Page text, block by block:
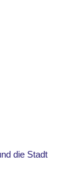
die Stadt